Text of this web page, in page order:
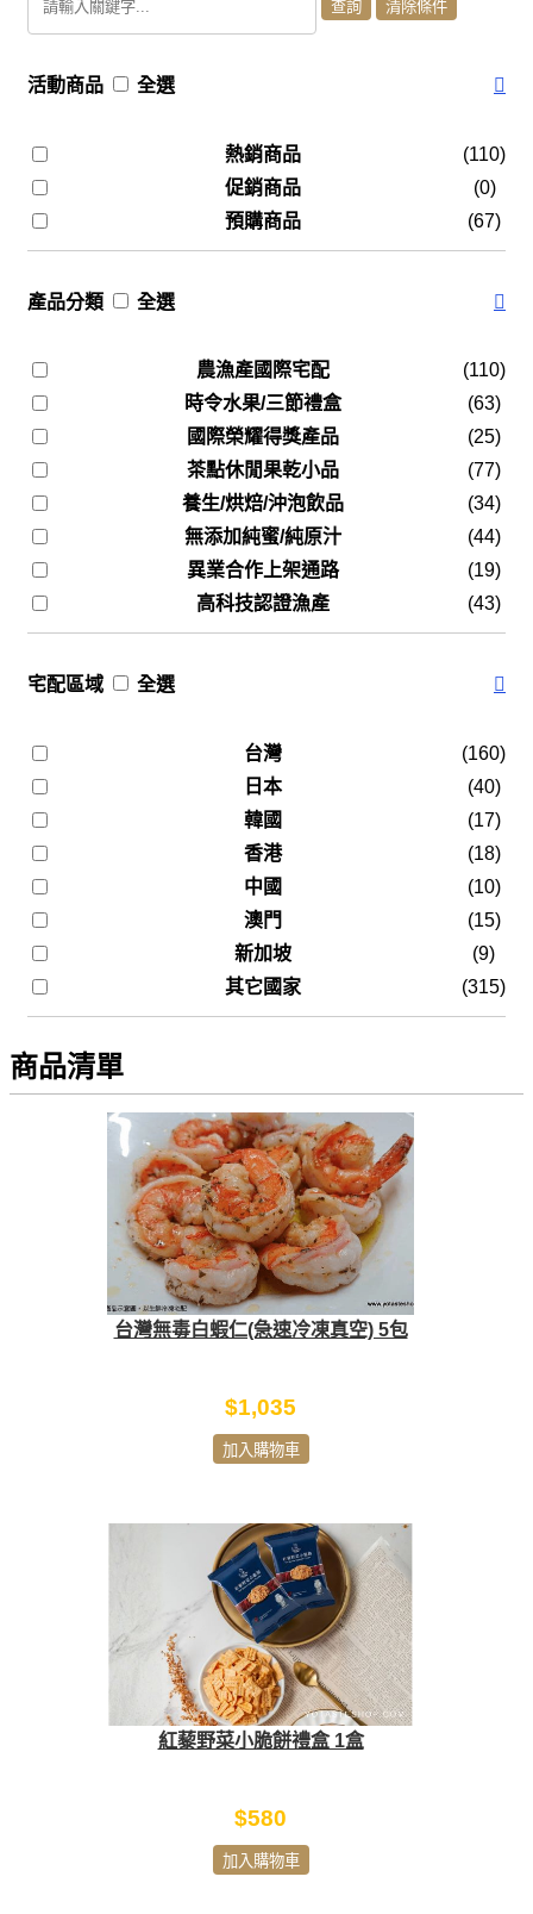
活動商品 全選
熱銷商品
(110)
促銷商品
(0)
預購商品
(67)
產品分類 全選
農漁產國際宅配
(110)
時令水果/三節禮盒
(63)
國際榮耀得獎產品
(25)
茶點休閒果乾小品
(77)
養生/烘焙/沖泡飲品
(34)
無添加純蜜/純原汁
(44)
異業合作上架通路
(19)
高科技認證漁產
(43)
宅配區域 全選
台灣
(160)
日本
(40)
韓國
(17)
香港
(18)
中國
(10)
澳門
(15)
新加坡
(9)
其它國家
(315)
商品清單
台灣無毒白蝦仁(急速冷凍真空) 5包
$1,035
加入購物車
紅藜野菜小脆餅禮盒 1盒
$580
加入購物車